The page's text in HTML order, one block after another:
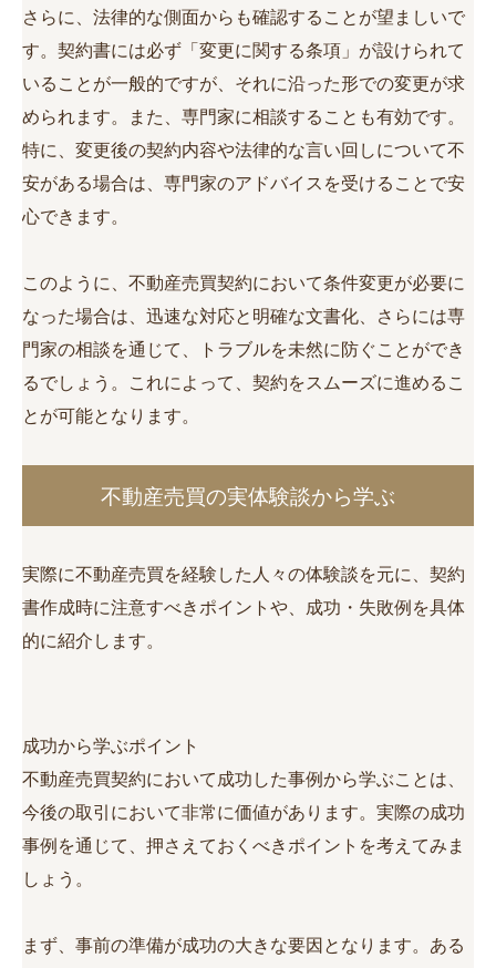
さらに、法律的な側面からも確認することが望ましいで
す。契約書には必ず「変更に関する条項」が設けられて
いることが一般的ですが、それに沿った形での変更が求
められます。また、専門家に相談することも有効です。
特に、変更後の契約内容や法律的な言い回しについて不
安がある場合は、専門家のアドバイスを受けることで安
心できます。
このように、不動産売買契約において条件変更が必要に
なった場合は、迅速な対応と明確な文書化、さらには専
門家の相談を通じて、トラブルを未然に防ぐことができ
るでしょう。これによって、契約をスムーズに進めるこ
とが可能となります。
不動産売買の実体験談から学ぶ
実際に不動産売買を経験した人々の体験談を元に、契約
書作成時に注意すべきポイントや、成功・失敗例を具体
的に紹介します。
成功から学ぶポイント
不動産売買契約において成功した事例から学ぶことは、
今後の取引において非常に価値があります。実際の成功
事例を通じて、押さえておくべきポイントを考えてみま
しょう。
まず、事前の準備が成功の大きな要因となります。ある